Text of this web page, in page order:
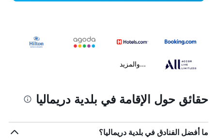
...والمزيد
حقائق حول الإقامة في بلدية دريماليا
ما أفضل الفنادق في بلدية دريماليا؟